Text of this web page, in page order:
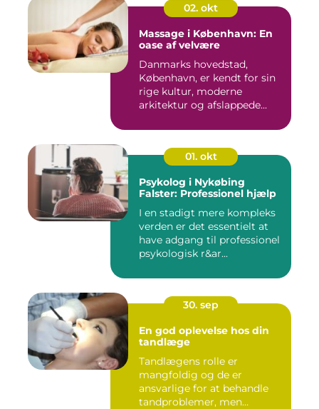
02. okt
Massage i København: En
oase af velvære
Danmarks hovedstad,
København, er kendt for sin
rige kultur, moderne
arkitektur og afslappede...
01. okt
Psykolog i Nykøbing
Falster: Professionel hjælp
I en stadigt mere kompleks
verden er det essentielt at
have adgang til professionel
psykologisk r&ar...
30. sep
En god oplevelse hos din
tandlæge
Tandlægens rolle er
mangfoldig og de er
ansvarlige for at behandle
tandproblemer, men